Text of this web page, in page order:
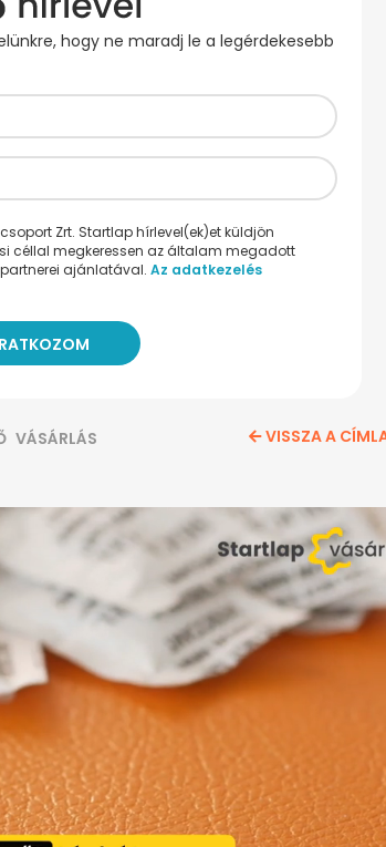
hogy ne maradj le a legérdekesebb
Zrt. Startlap hírlevel(ek)et küldjön
céllal megkeressen az általam megadott
ajánlatával. Az adatkezelés
VÁSÁRLÁS VISSZA A